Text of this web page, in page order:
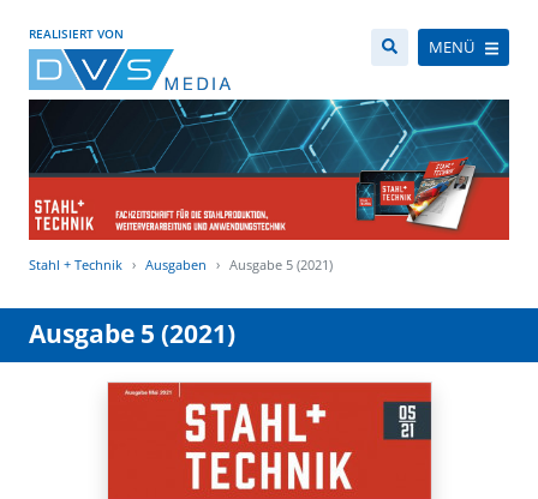
REALISIERT VON
MENÜ
Stahl + Technik Ausgaben Ausgabe 5 (2021)
Ausgabe 5 (2021)